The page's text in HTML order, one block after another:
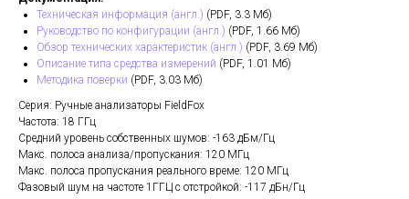
Техническая информация (англ.) (PDF, 3.3 Мб)
Руководство по конфигурации (англ.) (PDF, 1.66 Мб)
Обзор технических характеристик (англ.) (PDF, 3.69 Мб)
Описание типа средства измерений (PDF, 1.01 Мб)
Методика поверки (PDF, 3.03 Мб)
Серия: Ручные анализаторы FieldFox
Частота: 18 ГГц
Средний уровень собственных шумов: -163 дБм/Гц
Макс. полоса анализа/пропускания: 120 МГц
Макс. полоса пропускания реального време: 120 МГц
Фазовый шум на частоте 1ГГЦ с отстройкой: -117 дБн/Гц